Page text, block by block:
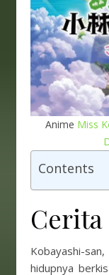
Anime Miss
Contents
Cerita
Kobayashi-
hidupnya